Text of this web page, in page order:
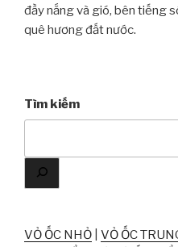
đầy nắng và gió, bên tiếng
quê hương đất nước.
Tìm kiếm
VỎ ỐC NHỎ VỎ ỐC